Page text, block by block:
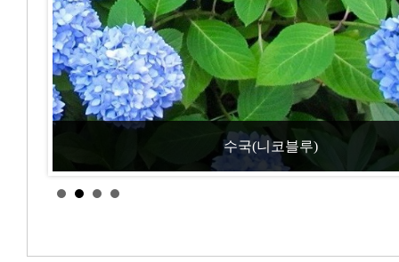
수국(니코블루)